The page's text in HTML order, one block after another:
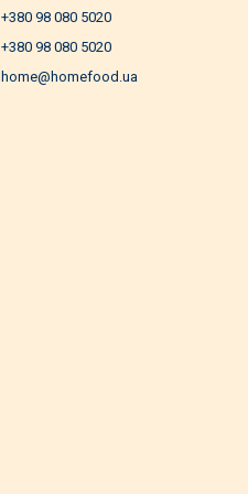
+380 98 080 5020
+380 98 080 5020
home@homefood.ua